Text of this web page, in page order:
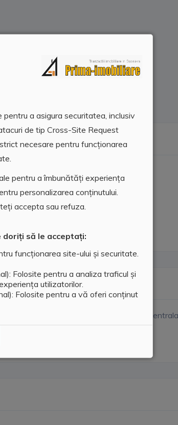
a asigura securitatea, inclusiv
de tip Cross-Site Request
necesare pentru funcționarea
pentru a îmbunătăți experiența
personalizarea conținutului.
accepta sau refuza.
să le acceptați:
funcționarea site-ului și securitate.
Folosite pentru a analiza traficul și
utilizatorilor.
Folosite pentru a vă oferi conținut
Data adaugare
pe nivel), 2 intrari, 2 bai, incalzire cu